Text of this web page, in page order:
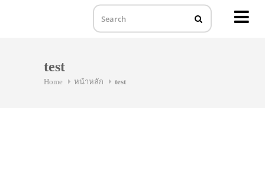
test
Home หน้าหลัก test